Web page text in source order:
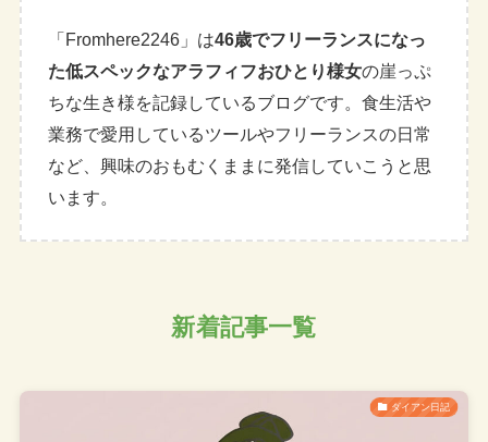
「Fromhere2246」は46歳でフリーランスになっ
た低スペックなアラフィフおひとり様女の崖っぷ
ちな生き様を記録しているブログです。食生活や
業務で愛用しているツールやフリーランスの日常
など、興味のおもむくままに発信していこうと思
います。
新着記事一覧
ダイアン日記